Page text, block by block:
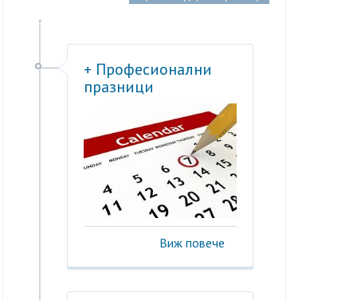
+ Професионални
празници
Виж повече